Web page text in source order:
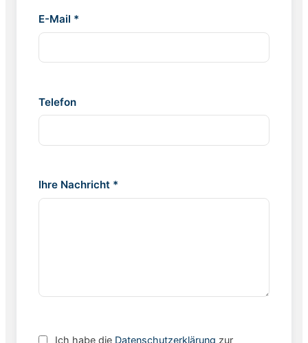
E-Mail *
Telefon
Ihre Nachricht *
Ich habe die Datenschutzerklärung zur